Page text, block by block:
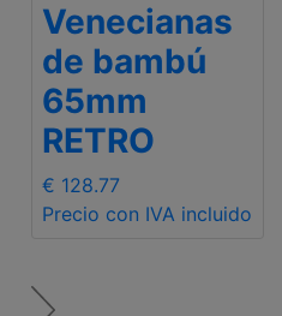
Venecianas
de bambú
65mm
RETRO
€ 128.77
Precio con IVA incluido